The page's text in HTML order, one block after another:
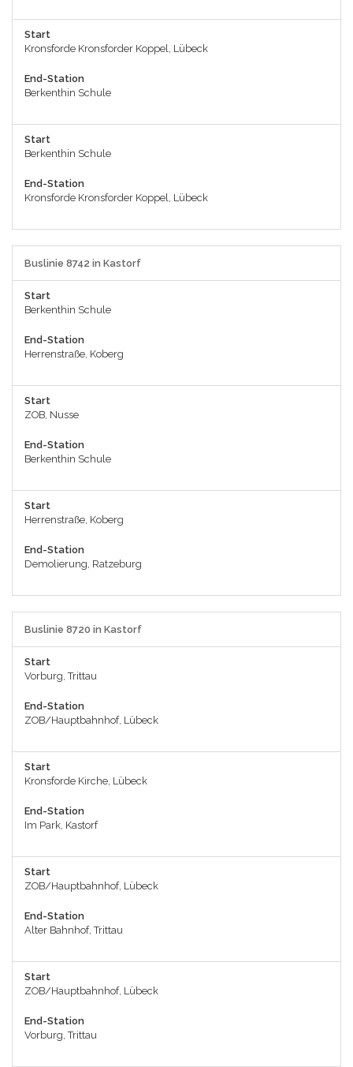
Start
Kronsforde Kronsforder Koppel, Lübeck
End-Station
Berkenthin Schule
Start
Berkenthin Schule
End-Station
Kronsforde Kronsforder Koppel, Lübeck
Buslinie 8742 in Kastorf
Start
Berkenthin Schule
End-Station
Herrenstraße, Koberg
Start
ZOB, Nusse
End-Station
Berkenthin Schule
Start
Herrenstraße, Koberg
End-Station
Demolierung, Ratzeburg
Buslinie 8720 in Kastorf
Start
Vorburg, Trittau
End-Station
ZOB/Hauptbahnhof, Lübeck
Start
Kronsforde Kirche, Lübeck
End-Station
Im Park, Kastorf
Start
ZOB/Hauptbahnhof, Lübeck
End-Station
Alter Bahnhof, Trittau
Start
ZOB/Hauptbahnhof, Lübeck
End-Station
Vorburg, Trittau